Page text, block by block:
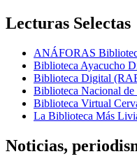
Lecturas Selectas
ANÁFORAS
Biblioteca Ayacucho
Biblioteca Digital
Biblioteca Nacional
Biblioteca Virtual
La Biblioteca Más
Noticias,